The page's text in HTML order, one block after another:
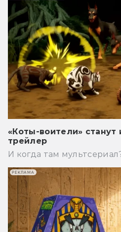
«Коты-воители» станут
трейлер
И когда там
РЕКЛАМА